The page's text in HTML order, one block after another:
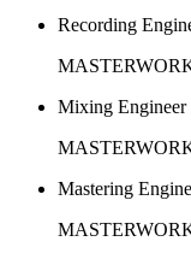
Recording
Mixing Engineer
Mastering